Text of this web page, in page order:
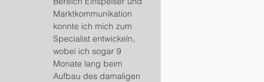
Marktkommunikation
konnte ich mich zum
Specialist entwickeln,
wobei ich sogar 9
Monate lang beim
Aufbau des damaligen